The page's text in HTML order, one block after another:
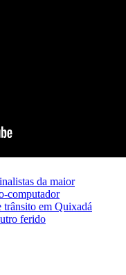
da maior
computador
trânsito em Quixadá
ferido